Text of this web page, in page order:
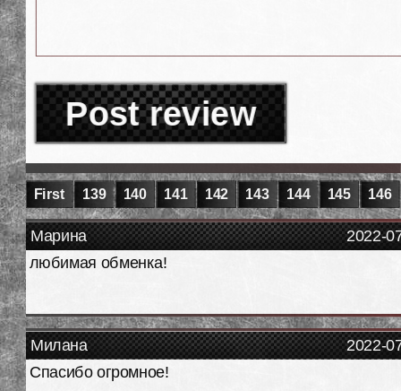
Post review
First 139 140 141 142 143 144 145 146
2022-
Марина
любимая обменка!
2022-
Милана
Спасибо огромное!